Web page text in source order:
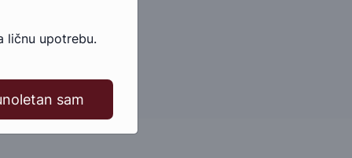
ličnu upotrebu.
sam